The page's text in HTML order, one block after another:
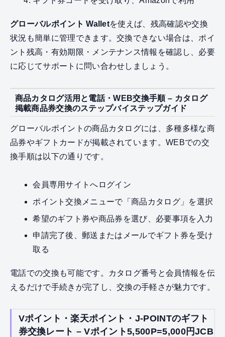
グローバルポイント Walletを使えば、残高確認や交換
状況も簡単に管理できます。交換できない場合は、ポイ
ント残高・有効期限・メンテナンス情報を確認し、必要
に応じてサポートに問い合わせしましょう。
商品カタログ活用と電話・WEB交換手順 – カタログ
掲載商品券交換のステップバイステップガイド
グローバルポイントの商品カタログには、多種多様な商
品券やギフトカードが掲載されています。WEBでの交
換手順は以下の通りです。
会員専用サイトへログイン
ポイント交換メニューで「商品カタログ」を選択
希望のギフト券や商品券を選び、必要事項を入力
申請完了後、郵送またはメールでギフト券を受け
取る
電話での交換も可能です。カタログ番号と会員情報を伝
えるだけで手続きが完了し、交換の手軽さが魅力です。
Vポイント・楽天ポイント・J-POINTのギフト
券交換レート – Vポイント5,500P=5,000円JCB